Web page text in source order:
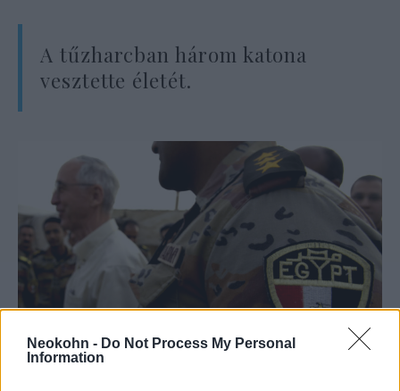
Neokohn - Do Not Process My Personal
Information
A tűzharcban három katona
vesztette életét.